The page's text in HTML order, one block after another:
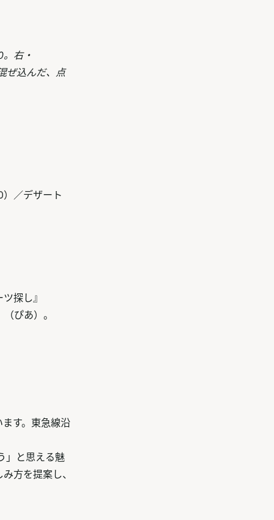
右・
ぜ込んだ、点
／デザート
探し』
ぴあ）。
ます。東急線沿
」と思える魅
方を提案し、